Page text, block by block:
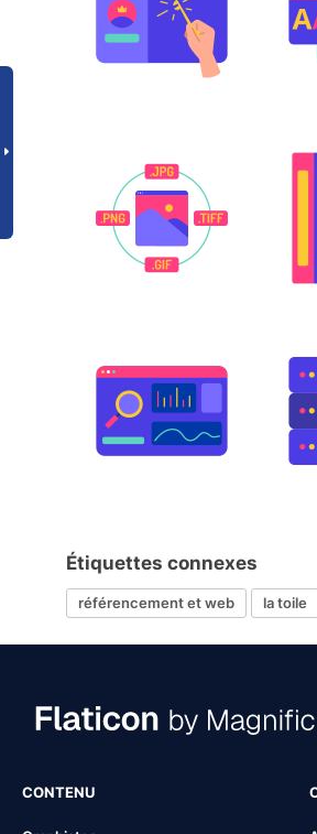
Étiquettes connexes
référencement et web la toile
CONTENU